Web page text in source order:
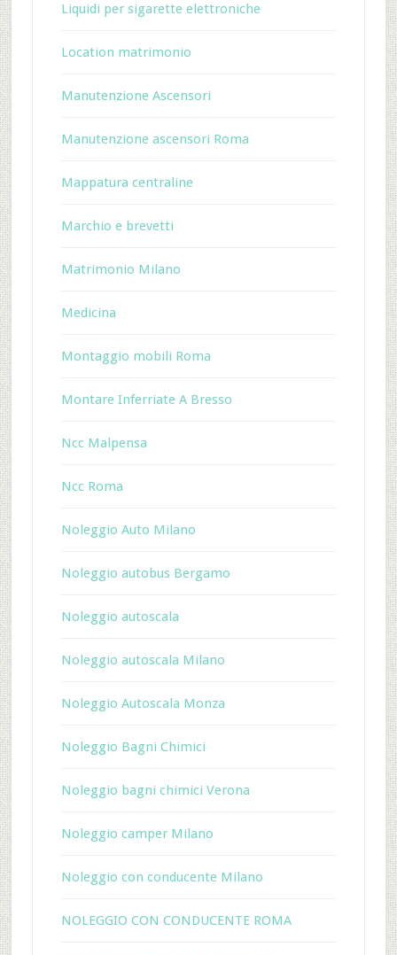
Liquidi per sigarette elettroniche
Location matrimonio
Manutenzione Ascensori
Manutenzione ascensori Roma
Mappatura centraline
Marchio e brevetti
Matrimonio Milano
Medicina
Montaggio mobili Roma
Montare Inferriate A Bresso
Ncc Malpensa
Ncc Roma
Noleggio Auto Milano
Noleggio autobus Bergamo
Noleggio autoscala
Noleggio autoscala Milano
Noleggio Autoscala Monza
Noleggio Bagni Chimici
Noleggio bagni chimici Verona
Noleggio camper Milano
Noleggio con conducente Milano
NOLEGGIO CON CONDUCENTE ROMA